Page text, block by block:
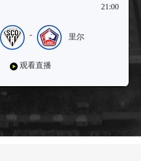
21:00
- 里尔
观看直播